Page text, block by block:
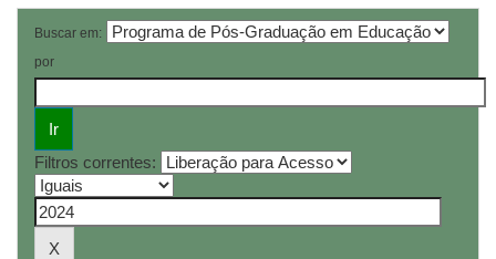
Buscar em:
por
Filtros correntes: